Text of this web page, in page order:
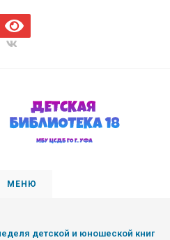
МЕНЮ
детской и юношеской книги —